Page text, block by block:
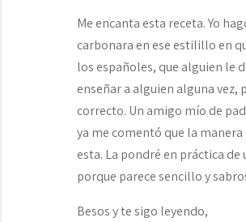
Me encanta esta receta. Yo
carbonara en ese estilillo en
los españoles, que alguien le
enseñar a alguien alguna vez,
correcto. Un amigo mío de
ya me comentó que la manera
esta. La pondré en práctica de
porque parece sencillo y
Besos y te sigo leyendo,